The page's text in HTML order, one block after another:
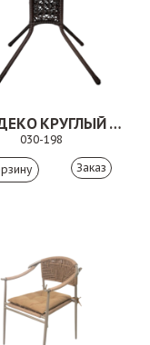
СТОЛ ДЕКО КРУГЛЫЙ КОРИЧНЕВЫЙ
030-198
Заказ